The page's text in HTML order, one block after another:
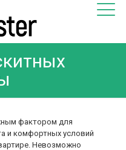
фактором для
и комфортных условий
Невозможно